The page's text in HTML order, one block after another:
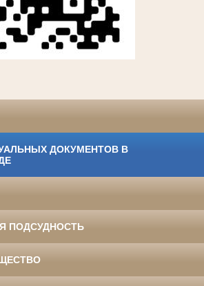
ДОКУМЕНТОВ В
ПОДСУДНОСТЬ